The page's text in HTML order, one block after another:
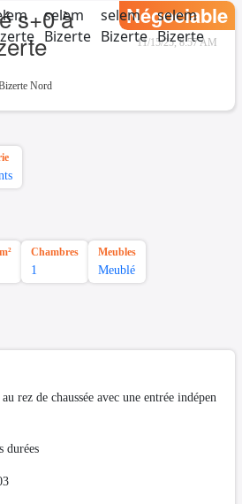
s+0 à
Négociable
11/15/25, 8:57 AM
Nord
Chambres
1
Meubles
Meublé
rez de chaussée avec une entrée indépen
durées